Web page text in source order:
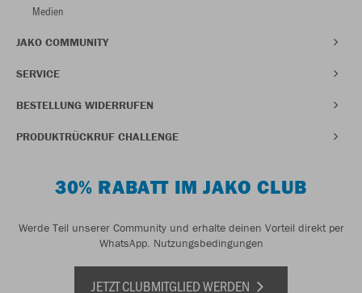
Medien
JAKO COMMUNITY
SERVICE
BESTELLUNG WIDERRUFEN
PRODUKTRÜCKRUF CHALLENGE
30% RABATT IM JAKO CLUB
Werde Teil unserer Community und erhalte deinen Vorteil direkt per
WhatsApp. Nutzungsbedingungen
JETZT CLUBMITGLIED WERDEN